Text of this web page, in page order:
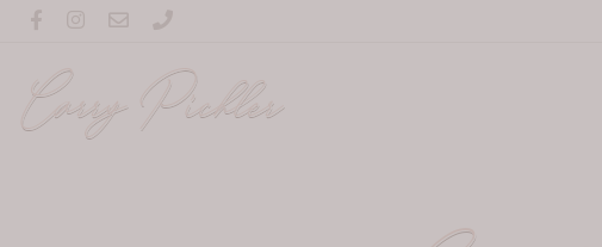
Carry Pichler